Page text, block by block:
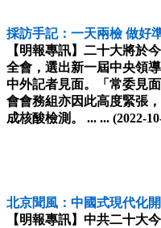
採訪手記：一天兩檢 做好
【明報專訊】二十大將於
全會，選出新一屆中央領
中外記者見面。「常委見
會會務組亦因此高度緊張
成核酸檢測。 ... ... (2022-
北京聞風：中國式現代化
【明報專訊】中共二十大